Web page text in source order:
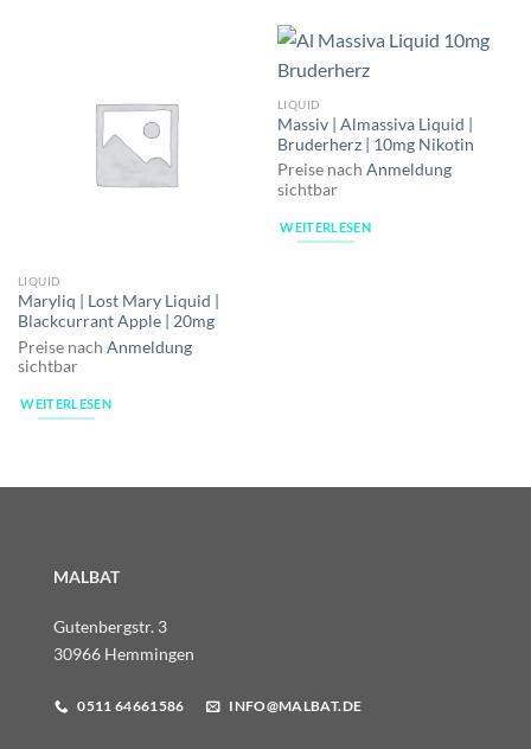
LIQUID
Maryliq | Lost Mary Liquid |
Blackcurrant Apple | 20mg
Preise nach Anmeldung
sichtbar
WEITERLESEN
LIQUID
Massiv | Almassiva Liquid |
Bruderherz | 10mg Nikotin
Preise nach Anmeldung
sichtbar
WEITERLESEN
MALBAT
Gutenbergstr. 3
30966 Hemmingen
0511 64661586 INFO@MALBAT.DE